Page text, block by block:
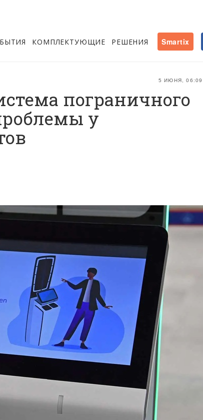
КОМПЛЕКТУЮЩИЕ РЕШЕНИЯ Smartix
5 ИЮНЯ, 06:09
пограничного
у